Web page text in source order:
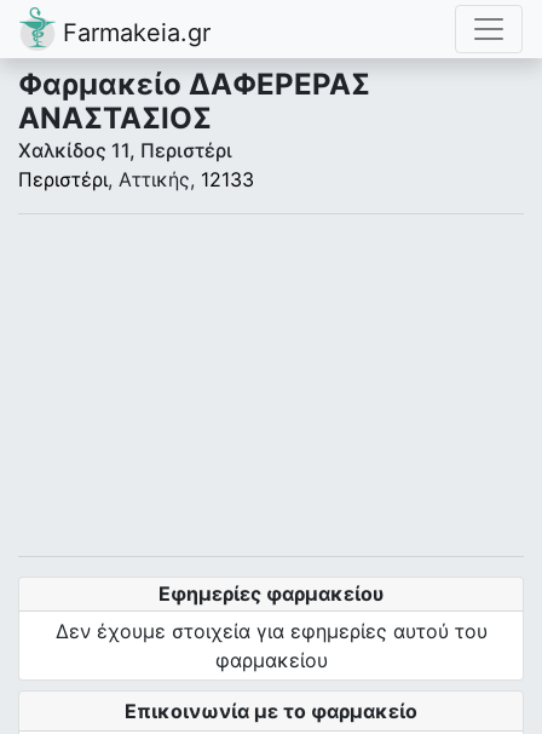
Farmakeia.gr
Φαρμακείο ΔΑΦΕΡΕΡΑΣ
ΑΝΑΣΤΑΣΙΟΣ
Χαλκίδος 11, Περιστέρι
Περιστέρι, Αττικής, 12133
Επικοινωνία με το φαρμακείο
Εφημερίες φαρμακείου
Δεν έχουμε στοιχεία για εφημερίες αυτού του
φαρμακείου